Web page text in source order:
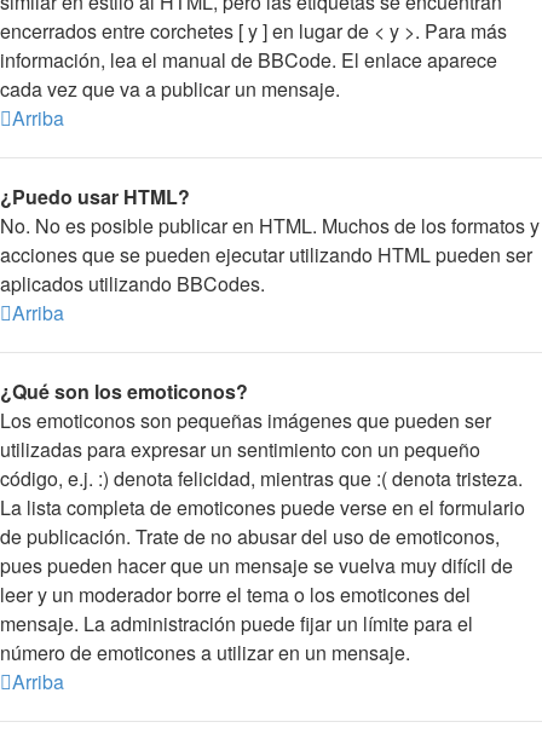
encerrados entre corchetes [ y ] en lugar de < y >. Para más
información, lea el manual de BBCode. El enlace aparece
cada vez que va a publicar un mensaje.
Arriba
¿Puedo usar HTML?
No. No es posible publicar en HTML. Muchos de los formatos y
acciones que se pueden ejecutar utilizando HTML pueden ser
aplicados utilizando BBCodes.
Arriba
¿Qué son los emoticonos?
Los emoticonos son pequeñas imágenes que pueden ser
utilizadas para expresar un sentimiento con un pequeño
código, e.j. :) denota felicidad, mientras que :( denota tristeza.
La lista completa de emoticones puede verse en el formulario
de publicación. Trate de no abusar del uso de emoticonos,
pues pueden hacer que un mensaje se vuelva muy difícil de
leer y un moderador borre el tema o los emoticones del
mensaje. La administración puede fijar un límite para el
número de emoticones a utilizar en un mensaje.
Arriba